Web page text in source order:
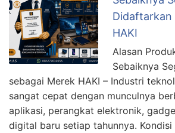
Didaftarkan
HAKI
Alasan
Sebaiknya
sebagai Merek HAKI – Industri
sangat cepat dengan munculnya
aplikasi, perangkat elektronik,
digital baru setiap tahunnya. Kondisi